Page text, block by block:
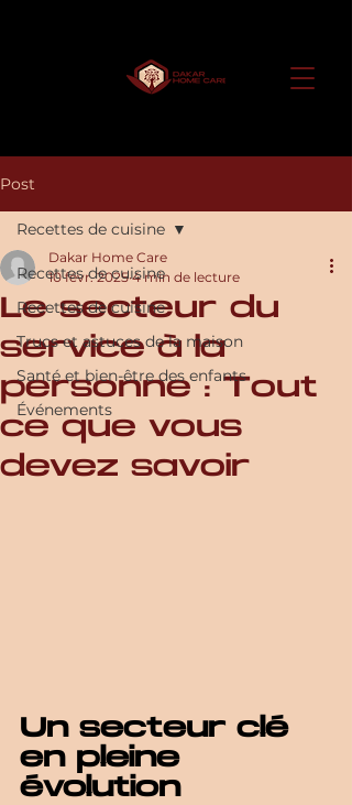
Post
Recettes de cuisine
Recettes de cuisine
Trucs et astuces de la maison
Santé et bien-être des enfants
Événements
Recettes de cuisine
Le secteur du
service à la
personne : Tout
ce que vous
devez savoir
Dakar Home Care
10 févr. 2025 4 min de lecture
Un secteur clé
en pleine
évolution